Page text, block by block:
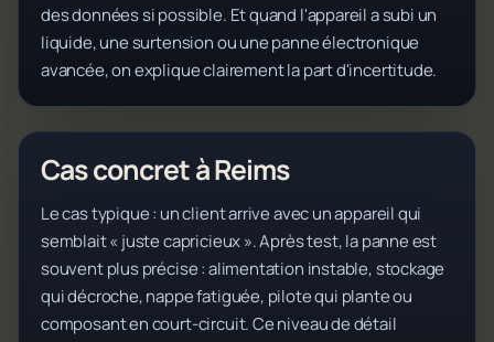
des données si possible. Et quand l'appareil a subi un
liquide, une surtension ou une panne électronique
avancée, on explique clairement la part d'incertitude.
Cas concret à Reims
Le cas typique : un client arrive avec un appareil qui
semblait « juste capricieux ». Après test, la panne est
souvent plus précise : alimentation instable, stockage
qui décroche, nappe fatiguée, pilote qui plante ou
composant en court-circuit. Ce niveau de détail